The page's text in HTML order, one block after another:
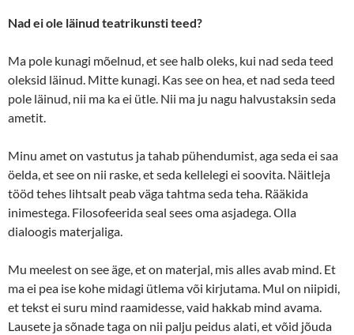
Nad ei ole läinud teatrikunsti teed?
Ma pole kunagi mõelnud, et see halb oleks, kui nad seda teed
oleksid läinud. Mitte kunagi. Kas see on hea, et nad seda teed
pole läinud, nii ma ka ei ütle. Nii ma ju nagu halvustaksin seda
ametit.
Minu amet on vastutus ja tahab pühendumist, aga seda ei saa
öelda, et see on nii raske, et seda kellelegi ei soovita. Näitleja
tööd tehes lihtsalt peab väga tahtma seda teha. Rääkida
inimestega. Filosofeerida seal sees oma asjadega. Olla
dialoogis materjaliga.
Mu meelest on see äge, et on materjal, mis alles avab mind. Et
ma ei pea ise kohe midagi ütlema või kirjutama. Mul on niipidi,
et tekst ei suru mind raamidesse, vaid hakkab mind avama.
Lausete ja sõnade taga on nii palju peidus alati, et võid jõuda